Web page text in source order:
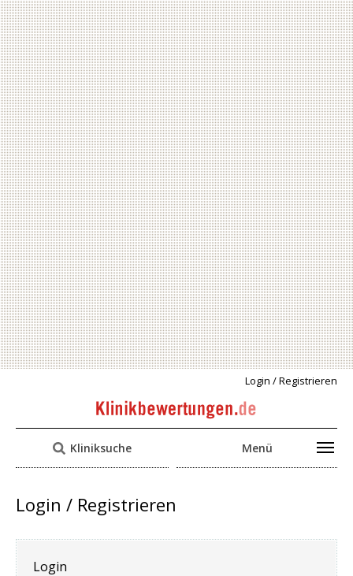
Login / Registrieren
Kliniksuche Menü
Login / Registrieren
Login